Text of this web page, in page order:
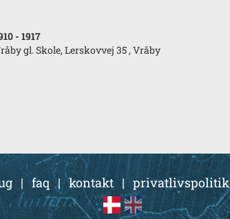
- 1917
gl. Skole, Lerskovvej 35 , Vråby
|faq |kontakt| privatlivspolitik